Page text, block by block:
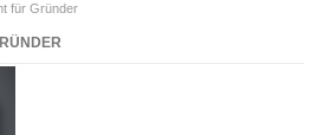
für Gründer